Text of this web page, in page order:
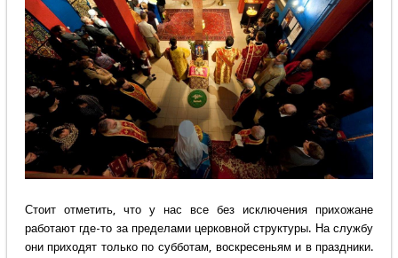
Стоит отметить, что у нас все без исключения прихожане
работают где-то за пределами церковной структуры. На службу
они приходят только по субботам, воскресеньям и в праздники.